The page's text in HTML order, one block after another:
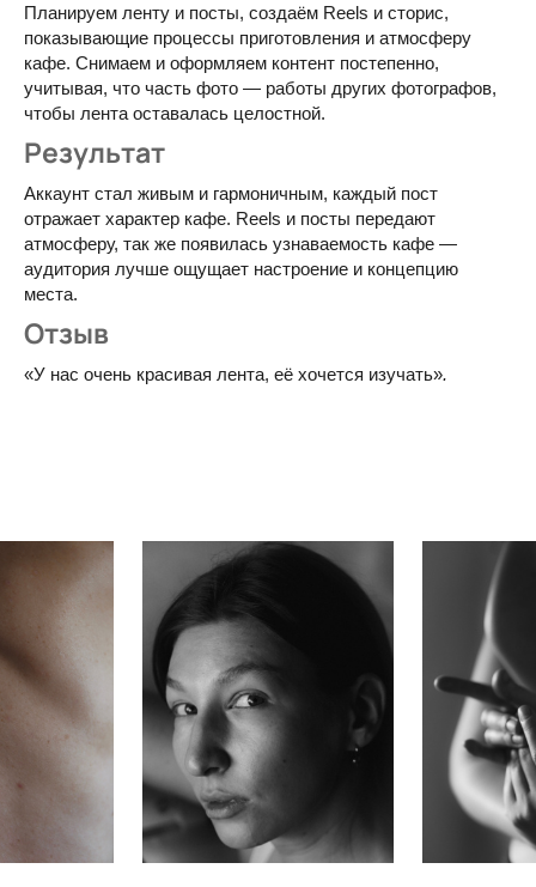
Планируем ленту и посты, создаём Reels и сторис,
показывающие процессы приготовления и атмосферу
кафе. Снимаем и оформляем контент постепенно,
учитывая, что часть фото — работы других фотографов,
чтобы лента оставалась целостной.
Результат
Аккаунт стал живым и гармоничным, каждый пост
отражает характер кафе. Reels и посты передают
атмосферу, так же появилась узнаваемость кафе —
аудитория лучше ощущает настроение и концепцию
места.
Отзыв
«У нас очень красивая лента, её хочется изучать».